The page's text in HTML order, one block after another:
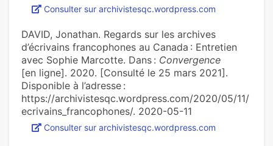
Consulter sur archivistesqc.wordpress.com
DAVID, Jonathan. Regards sur les archives
d’écrivains francophones au Canada : Entretien
avec Sophie Marcotte. Dans : Convergence
[en ligne]. 2020. [Consulté le 25 mars 2021].
Disponible à l’adresse :
https://archivistesqc.wordpress.com/2020/05/11/
ecrivains_francophones/. 2020-05-11
Consulter sur archivistesqc.wordpress.com